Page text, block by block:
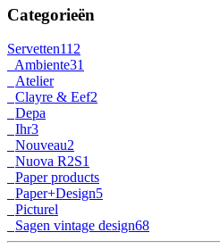
Categorieën
Servetten112
Ambiente31
Atelier
Clayre & Eef2
Depa
Ihr3
Nouveau2
Nuova R2S1
Paper products
Paper+Design5
Picturel
Sagen vintage design68